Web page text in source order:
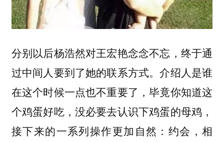
分别以后杨浩然对王宏艳念念不忘，终于通
过中间人要到了她的联系方式。介绍人是谁
在这个时候一点也不重要了，毕竟你知道这
个鸡蛋好吃，没必要去认识下鸡蛋的母鸡，
接下来的一系列操作更加自然： 约会，相